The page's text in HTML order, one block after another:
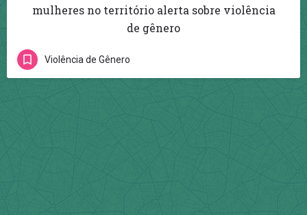
mulheres no território alerta sobre violência
de gênero
Violência de Gênero